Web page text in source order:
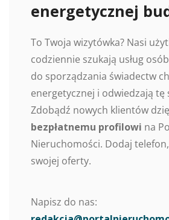
energetycznej
To Twoja wizytówka? Nasi
codziennie szukają usług
do sporządzania świadectw
energetycznej i odwiedzają tę
Zdobądź nowych klientów
bezpłatnemu profilowi na
Nieruchomości. Dodaj
swojej oferty.
Napisz do nas: